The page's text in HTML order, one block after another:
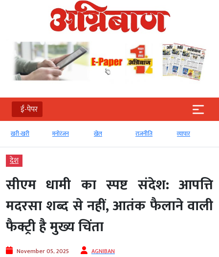
ई-पेपर
खरी-खरी मनोरंजन खेल राजनीति व्‍यापार
देश
सीएम धामी का स्पष्ट संदेश: आपत्ति
मदरसा शब्द से नहीं, आतंक फैलाने वाली
फैक्ट्री है मुख्य चिंता
November 05, 2025 AGNIBAN